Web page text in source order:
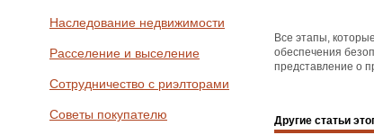
Наследование недвижимости
Расселение и выселение
Сотрудничество с риэлторами
Советы покупателю
Все этапы,
обеспечения
представление о
Другие статьи